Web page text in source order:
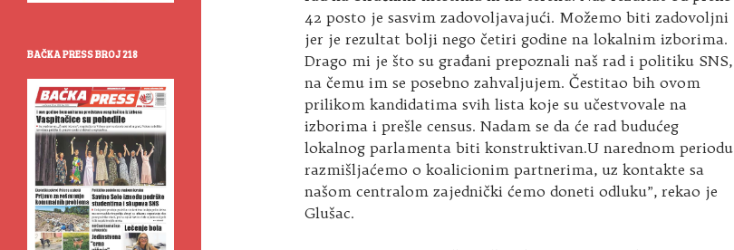
42 posto je sasvim zadovoljavajući. Možemo biti zadovoljni
jer je rezultat bolji nego četiri godine na lokalnim izborima.
Drago mi je što su građani prepoznali naš rad i politiku SNS,
na čemu im se posebno zahvaljujem. Čestitao bih ovom
prilikom kandidatima svih lista koje su učestvovale na
izborima i prešle census. Nadam se da će rad budućeg
lokalnog parlamenta biti konstruktivan.U narednom periodu
razmišljaćemo o koalicionim partnerima, uz kontakte sa
našom centralom zajednički ćemo doneti odluku”, rekao je
Glušac.
BAČKA PRESS BROJ 218